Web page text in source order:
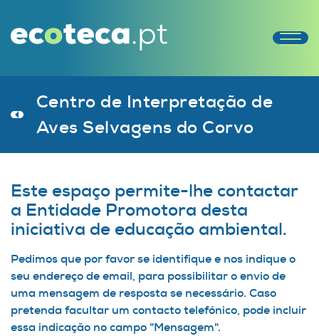
Centro de Interpretação de
Aves Selvagens do Corvo
Este espaço permite-lhe contactar
a Entidade Promotora desta
iniciativa de educação ambiental.
Pedimos que por favor se identifique e nos indique o
seu endereço de email, para possibilitar o envio de
uma mensagem de resposta se necessário. Caso
pretenda facultar um contacto telefónico, pode incluir
essa indicação no campo "Mensagem".